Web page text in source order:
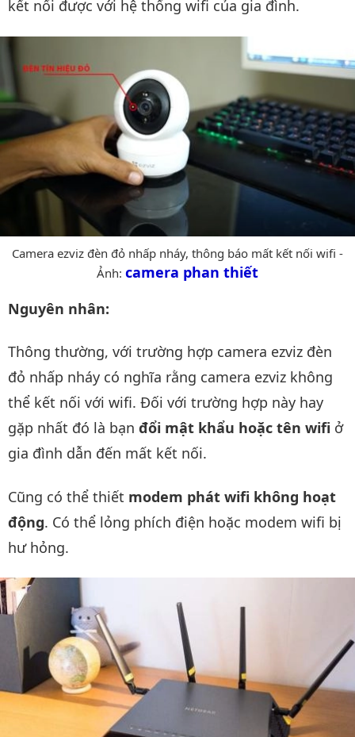
kết nối được với hệ thống wifi của gia đình.
Camera ezviz đèn đỏ nhấp nháy, thông báo mất kết nối wifi -
Ảnh: camera phan thiết
Nguyên nhân:
Thông thường, với trường hợp camera ezviz đèn
đỏ nhấp nháy có nghĩa rằng camera ezviz không
thể kết nối với wifi. Đối với trường hợp này hay
gặp nhất đó là bạn đổi mật khẩu hoặc tên wifi ở
gia đình dẫn đến mất kết nối.
Cũng có thể thiết modem phát wifi không hoạt
động. Có thể lỏng phích điện hoặc modem wifi bị
hư hỏng.